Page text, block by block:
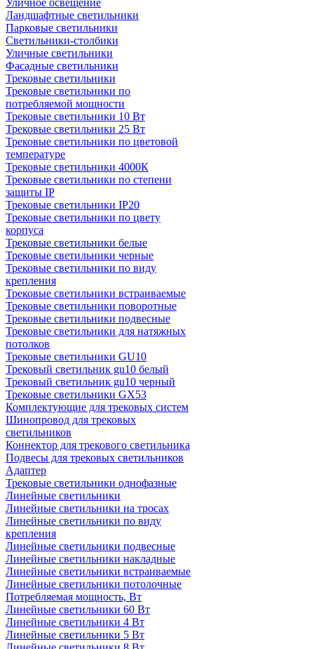
Уличное освещение
Ландшафтные светильники
Парковые светильники
Светильники-столбики
Уличные светильники
Фасадные светильники
Трековые светильники
Трековые светильники по
потребляемой мощности
Трековые светильники 10 Вт
Трековые светильники 25 Вт
Трековые светильники по цветовой
температуре
Трековые светильники 4000К
Трековые светильники по степени
защиты IP
Трековые светильники IP20
Трековые светильники по цвету
корпуса
Трековые светильники белые
Трековые светильники черные
Трековые светильники по виду
крепления
Трековые светильники встраиваемые
Трековые светильники поворотные
Трековые светильники подвесные
Трековые светильники для натяжных
потолков
Трековые светильники GU10
Трековый светильник gu10 белый
Трековый светильник gu10 черный
Трековые светильники GX53
Комплектующие для трековых систем
Шинопровод для трековых
светильников
Коннектор для трекового светильника
Подвесы для трековых светильников
Адаптер
Трековые светильники однофазные
Линейные светильники
Линейные светильники на тросах
Линейные светильники по виду
крепления
Линейные светильники подвесные
Линейные светильники накладные
Линейные светильники встраиваемые
Линейные светильники потолочные
Потребляемая мощность, Вт
Линейные светильники 60 Вт
Линейные светильники 4 Вт
Линейные светильники 5 Вт